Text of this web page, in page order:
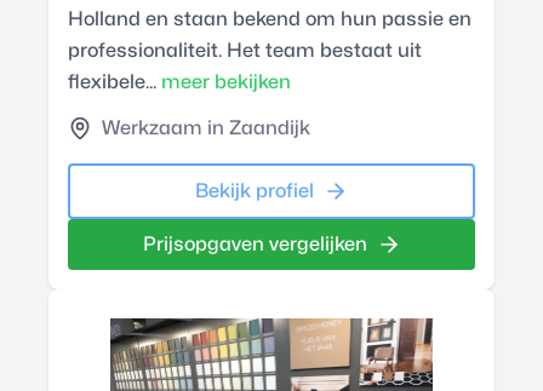
Holland en staan bekend om hun passie en
professionaliteit. Het team bestaat uit
flexibele... meer bekijken
Werkzaam in Zaandijk
Bekijk profiel
Prijsopgaven vergelijken